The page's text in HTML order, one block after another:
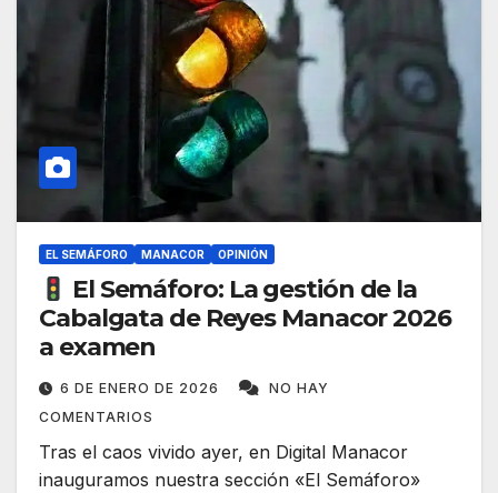
EL SEMÁFORO MANACOR OPINIÓN
El Semáforo: La gestión de la
Cabalgata de Reyes Manacor 2026
a examen
6 DE ENERO DE 2026
NO HAY
COMENTARIOS
Tras el caos vivido ayer, en Digital Manacor
inauguramos nuestra sección «El Semáforo»